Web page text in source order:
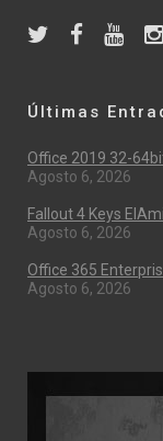
Últimas
Office 2019 32-
Agosto 6, 2026
Fallout 4 Keys
Agosto 6, 2026
Office 365
Agosto 6, 2026